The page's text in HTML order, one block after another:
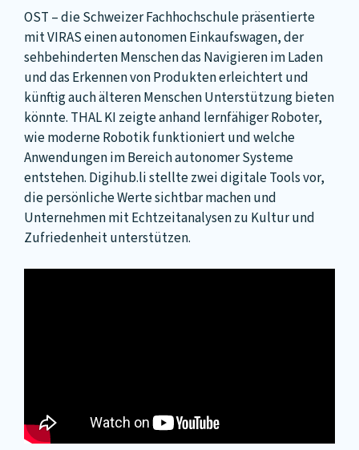
OST – die Schweizer Fachhochschule präsentierte
mit VIRAS einen autonomen Einkaufswagen, der
sehbehinderten Menschen das Navigieren im Laden
und das Erkennen von Produkten erleichtert und
künftig auch älteren Menschen Unterstützung bieten
könnte. THAL KI zeigte anhand lernfähiger Roboter,
wie moderne Robotik funktioniert und welche
Anwendungen im Bereich autonomer Systeme
entstehen. Digihub.li stellte zwei digitale Tools vor,
die persönliche Werte sichtbar machen und
Unternehmen mit Echtzeitanalysen zu Kultur und
Zufriedenheit unterstützen.